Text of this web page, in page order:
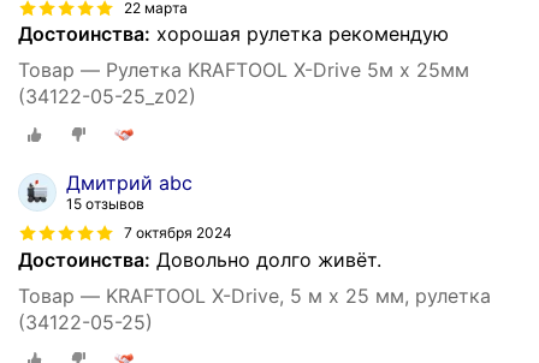
22 марта
Достоинства: хорошая рулетка рекомендую
Товар — Рулетка KRAFTOOL X-Drive 5м х 25мм
(34122-05-25_z02)
Дмитрий abc
15 отзывов
7 октября 2024
Достоинства: Довольно долго живёт.
Товар — KRAFTOOL X-Drive, 5 м х 25 мм, рулетка
(34122-05-25)